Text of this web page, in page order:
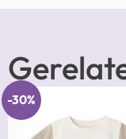
-30%